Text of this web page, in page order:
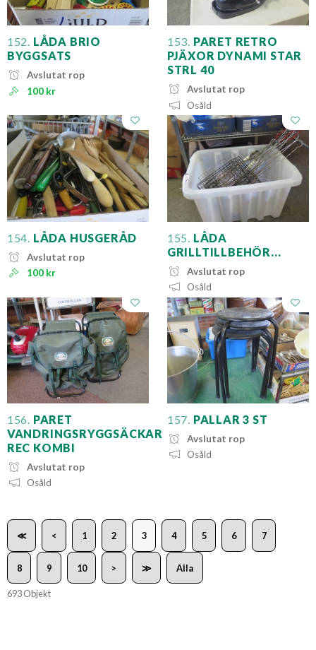
152. LÅDA BRIO
BYGGSATS
Avslutat rop
100 kr
153. PARET RETRO
PJÄXOR DYNAMI STAR
STRL 40
Avslutat rop
Osåld
154. LÅDA HUSGERÅD
Avslutat rop
100 kr
155. LÅDA
GRILLTILLBEHÖR...
Avslutat rop
Osåld
156. PARET
VANDRINGSRYGGSÄCKAR
REC KOMBI
Avslutat rop
Osåld
157. PALLAR 3 ST
Avslutat rop
Osåld
≪ < 1 2 3 4 5 6 7
8 9 10 > ≫ Alla
693 Objekt